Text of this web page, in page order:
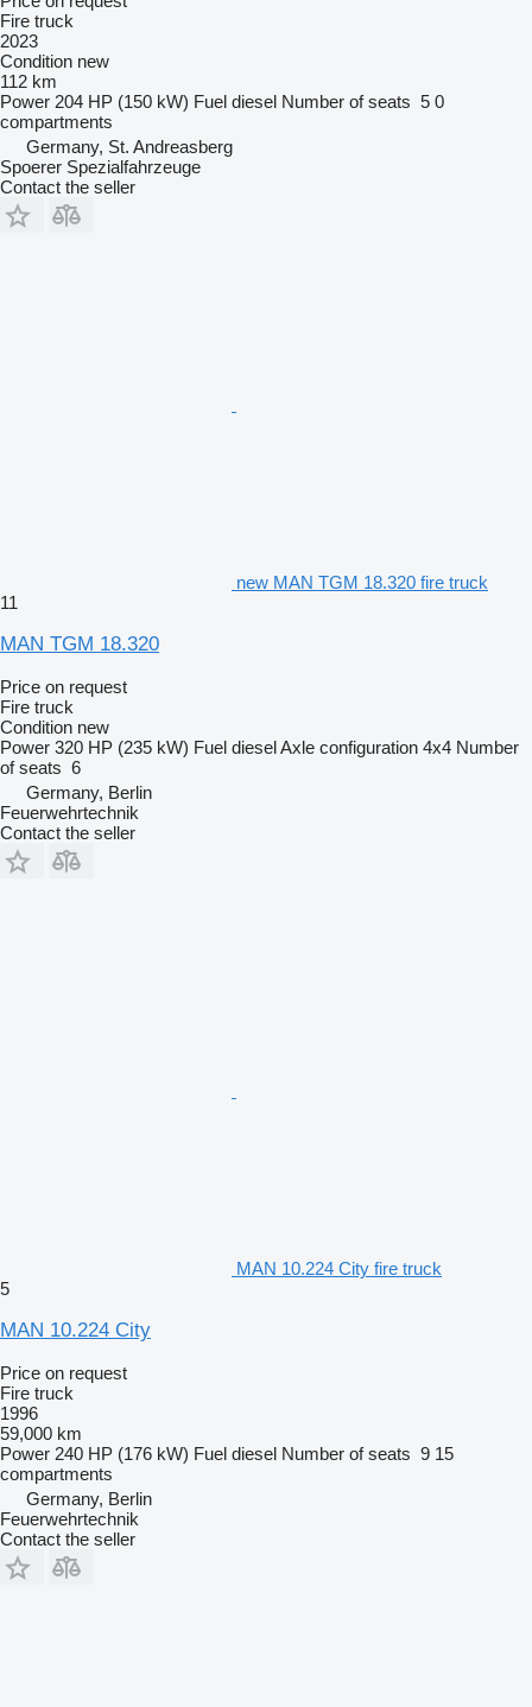
Fire truck
2023
Condition new
112 km
Power 204 HP (150 kW) Fuel diesel Number of seats 5 0
compartments
Germany, St. Andreasberg
Spoerer Spezialfahrzeuge
Contact the seller
new MAN TGM 18.320 fire truck
11
MAN TGM 18.320
Price on request
Fire truck
Condition new
Power 320 HP (235 kW) Fuel dieselAxle configuration 4x4 Number
of seats 6
Germany, Berlin
Feuerwehrtechnik
Contact the seller
MAN 10.224 City fire truck
5
MAN 10.224 City
Price on request
Fire truck
1996
59,000 km
Power 240 HP (176 kW) Fuel diesel Number of seats 9 15
compartments
Germany, Berlin
Feuerwehrtechnik
Contact the seller